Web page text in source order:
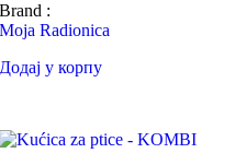
Brand :
Moja Radionica
Додај у корпу